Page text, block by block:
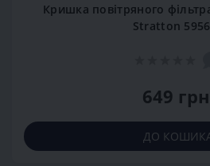
Кришка повітряного
Stratton
649
ДО